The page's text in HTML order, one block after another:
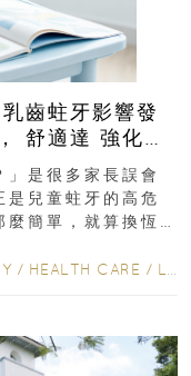
齒蛀牙影響發
」是很多家長誤會
是兒童蛀牙的高危
麼簡單，就算換恆
/ HEALTH CARE / LIFESTYLE